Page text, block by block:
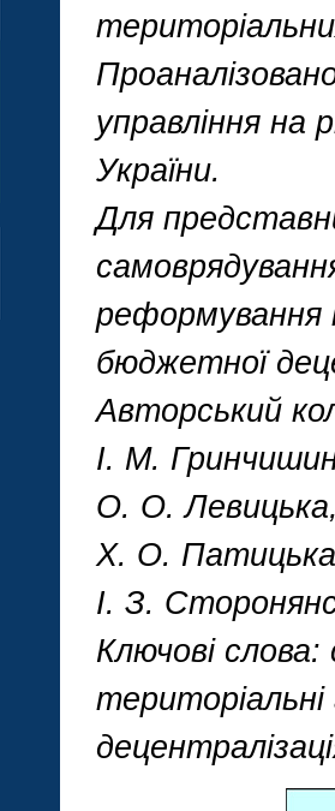
управління на
України.
Для
реформування
бюджетної
Авторський
І. М.
О. О.
Х. О.
І. З.
Ключові слова: